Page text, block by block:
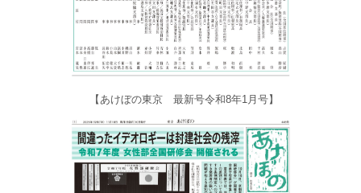
【あけぼの東京 最新号令和8年1月号】